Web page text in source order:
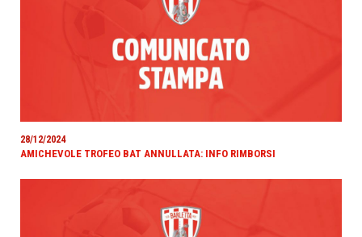
28/12/2024
AMICHEVOLE TROFEO BAT ANNULLATA: INFO RIMBORSI